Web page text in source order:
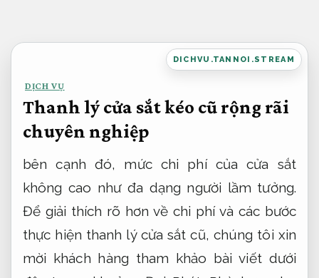
dung
DICHVU.TANNOI.STREAM
DỊCH VỤ
Thanh lý cửa sắt kéo cũ rộng rãi
chuyên nghiệp
bên cạnh đó, mức chi phí của cửa sắt
không cao như đa dạng người lầm tưởng.
Để giải thích rõ hơn về chi phí và các bước
thực hiện thanh lý cửa sắt cũ, chúng tôi xin
mời khách hàng tham khảo bài viết dưới